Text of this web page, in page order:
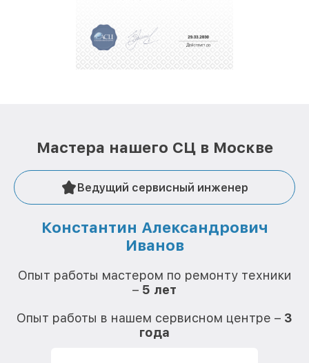
положительные отзывы и обрели отличную
репутацию. Мы постоянно совершенствуемся и
Мастера нашего СЦ в Москве
Ведущий сервисный инженер
Константин Александрович
Иванов
Опыт работы мастером по ремонту техники
– 5 лет
Опыт работы в нашем сервисном центре – 3
года